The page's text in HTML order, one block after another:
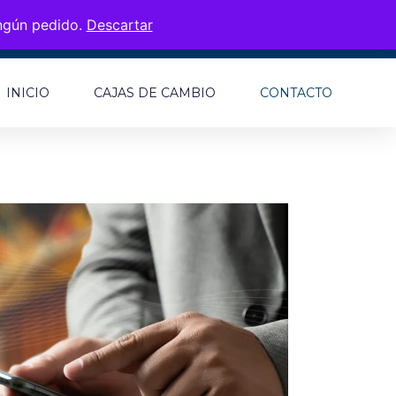
pedido. Descartar
INICIO CAJAS DE CAMBIO CONTACTO